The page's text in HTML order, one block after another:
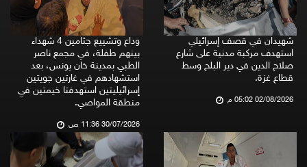
شهيدان في قصف إسرائيلي
استهدف مركبة مدنية على شارع
صلاح الدين في دير البلح وسط
قطاع غزة.
02/08/2026 05:02 م
وداع وتشييع جثامين 4 شهداء
بينهم طفلة، في مجمع ناصر
الطبي بمدينة خان يونس، بعد
استشهادهم في غارتين جويتين
إسرائيليتين استهدفتا خيمتين في
منطقة المواصي.
30/07/2026 11:36 ص